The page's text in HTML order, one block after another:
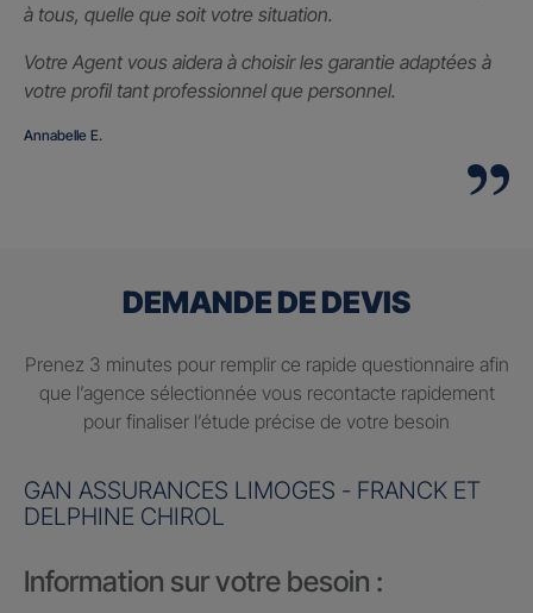
à tous, quelle que soit votre situation.
Votre Agent vous aidera à choisir les garantie adaptées à
votre profil tant professionnel que personnel.
Annabelle E.
DEMANDE DE DEVIS
Prenez 3 minutes pour remplir ce rapide questionnaire afin
que l’agence sélectionnée vous recontacte rapidement
pour finaliser l’étude précise de votre besoin
GAN ASSURANCES LIMOGES - FRANCK ET
DELPHINE CHIROL
Information sur votre besoin :